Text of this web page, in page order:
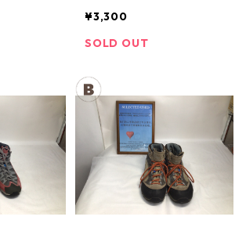
¥3,300
SOLD OUT